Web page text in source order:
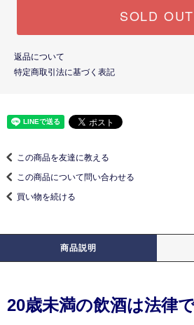
SOLD OUT
返品について
特定商取引法に基づく表記
この商品を友達に教える
この商品について問い合わせる
買い物を続ける
商品説明
20歳未満の飲酒は法律